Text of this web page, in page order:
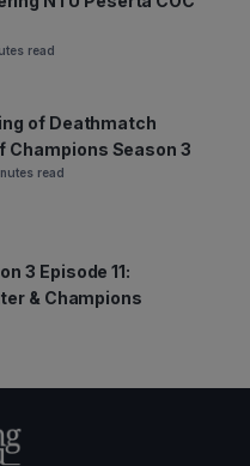
read
of Deathmatch
Champions Season 3
read
3 Episode 11:
& Champions